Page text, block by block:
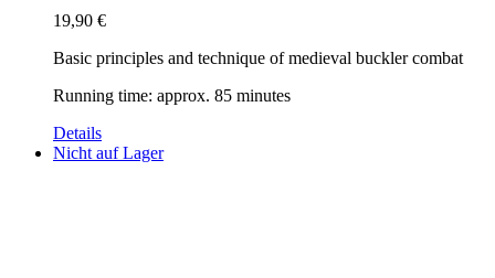
19,90 €
Basic principles and technique of medieval buckler combat
Running time: approx. 85 minutes
Details
Nicht auf Lager